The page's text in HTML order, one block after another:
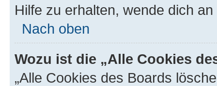
Hilfe zu erhalten, wende dich
Nach oben
Wozu ist die „Alle Cookies
„Alle Cookies des Boards